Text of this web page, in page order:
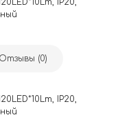
IP20,
Отзывы (0)
IP20,